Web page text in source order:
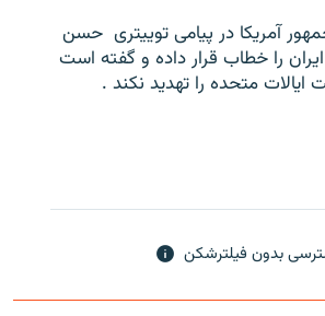
آمریکا در پیامی توییتری ‌ حسن
را خطاب قرار داده و گفته است
متحده را تهدید نکند .
بدون فیلترشکن